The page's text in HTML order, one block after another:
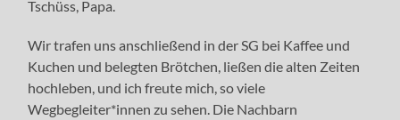
Tschüss, Papa.
Wir trafen uns anschließend in der SG bei Kaffee und
Kuchen und belegten Brötchen, ließen die alten Zeiten
hochleben, und ich freute mich, so viele
Wegbegleiter*innen zu sehen. Die Nachbarn